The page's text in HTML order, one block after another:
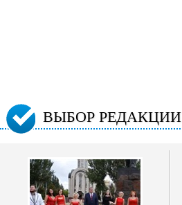
ВЫБОР РЕДАКЦИИ